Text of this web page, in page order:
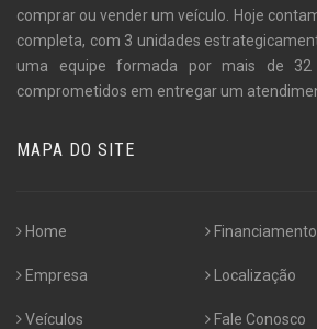
comprar ou vender um veículo. Hoje
completa, com 3 unidades
uma equipe formada por mais de 32
comprometidos em entregar um
MAPA DO SITE
Home
Empresa
Veículos
Financiamento
Localização
Fale Conosco